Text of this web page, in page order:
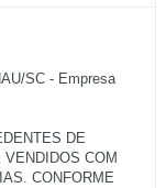
SC - Empresa
DE
COM
CONFORME